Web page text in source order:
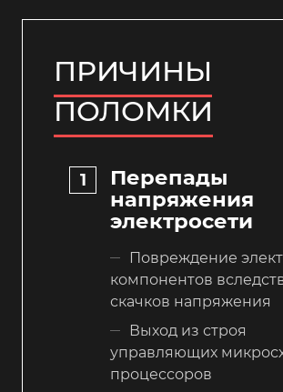
ПРИЧИНЫ
ПОЛОМКИ
Перепады
напряжения
электросети
Повреждение
компонентов
скачков напряжения
Выход из строя
управляющих
процессоров